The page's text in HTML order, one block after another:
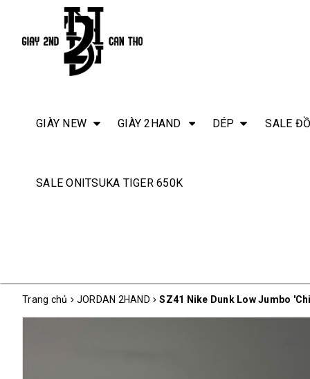
GIÀY NEW GIÀY 2HAND DÉP SALE
SALE ONITSUKA TIGER 650K
Trang chủ JORDAN 2HAND SZ41 Nike Dunk Low Jumbo